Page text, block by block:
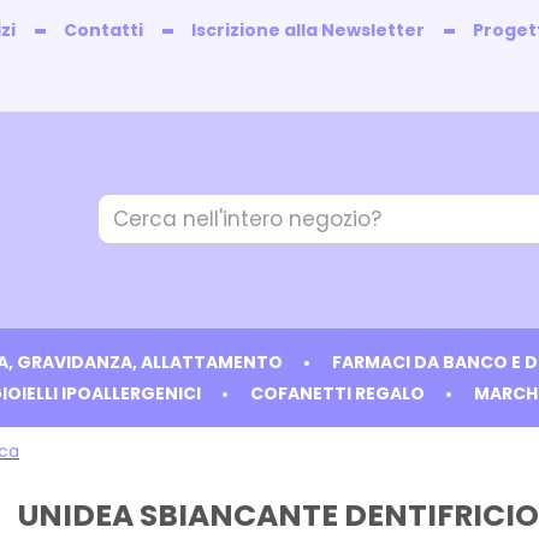
Contatti Iscrizione alla Newsletter
Cerca
Prodotto
GRAVIDANZA, ALLATTAMENTO FARMACI DA BANCO E
IPOALLERGENICI
COFANETTI REGALO
UNIDEA SBIANCANTE DENTIFRICIO